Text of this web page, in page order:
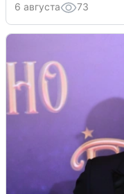
6 августа 73